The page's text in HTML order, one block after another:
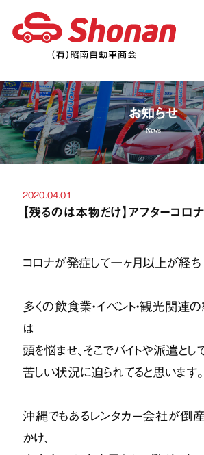
お知らせ
2020.04.01
【残るのは本物だけ】アフターコロ
コロナが発症して一ヶ月以上が経ち
多くの飲食業・イベント・観光関連
は
頭を悩ませ、そこでバイトや派遣とし
苦しい状況に迫られてると思います。
沖縄でもあるレンタカー会社が倒
かけ、